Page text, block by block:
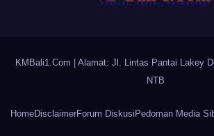
KMBali1.Com | Alamat: Jl. Lintas Pantai Lakey
NTB
HomeDisclaimerForum Diskusi Pedoman Media